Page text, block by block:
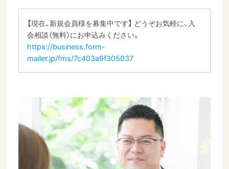
【現在、新規会員様を募集中です】 どうぞお気軽に、入
会相談（無料）にお申込みください。
https://business.form-
mailer.jp/fms/7c403a9f305037